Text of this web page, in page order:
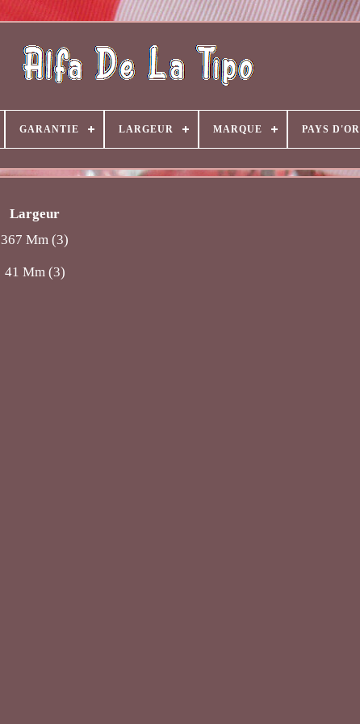
GARANTIE LARGEUR MARQUE PAYS
Largeur
367 Mm (3)
41 Mm (3)